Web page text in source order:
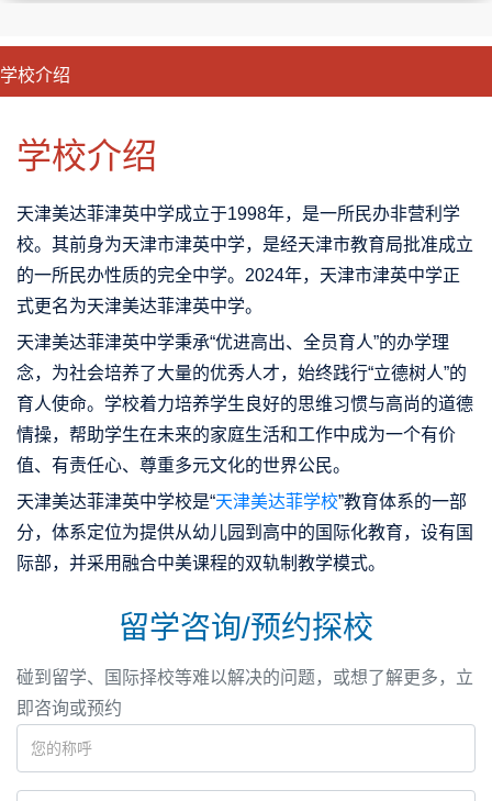
学校介绍
学校介绍
天津美达菲津英中学成立于1998年，是一所民办非营利学
校。其前身为天津市津英中学，是经天津市教育局批准成立
的一所民办性质的完全中学。2024年，天津市津英中学正
式更名为天津美达菲津英中学。
天津美达菲津英中学秉承“优进高出、全员育人”的办学理
念，为社会培养了大量的优秀人才，始终践行“立德树人”的
育人使命。学校着力培养学生良好的思维习惯与高尚的道德
情操，帮助学生在未来的家庭生活和工作中成为一个有价
值、有责任心、尊重多元文化的世界公民。
天津美达菲津英中学校是“天津美达菲学校”教育体系的一部
分，体系定位为提供从幼儿园到高中的国际化教育，设有国
际部，并采用融合中美课程的双轨制教学模式。
留学咨询/预约探校
碰到留学、国际择校等难以解决的问题，或想了解更多，立
即咨询或预约